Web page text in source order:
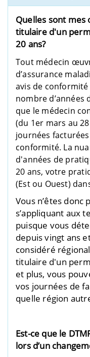
Quelles sont mes
titulaire d'un
20 ans?
Tout médecin
d’assurance
avis de conformité
nombre d’années
que le médecin
(du 1er mars au
journées
conformité. La
d'années de
20 ans, votre
(Est ou Ouest)
Vous n’êtes
s’appliquant aux
puisque vous
depuis vingt ans
considéré
titulaire d'un
et plus, vous
vos journées de
quelle région
Est-ce que le
lors d’un